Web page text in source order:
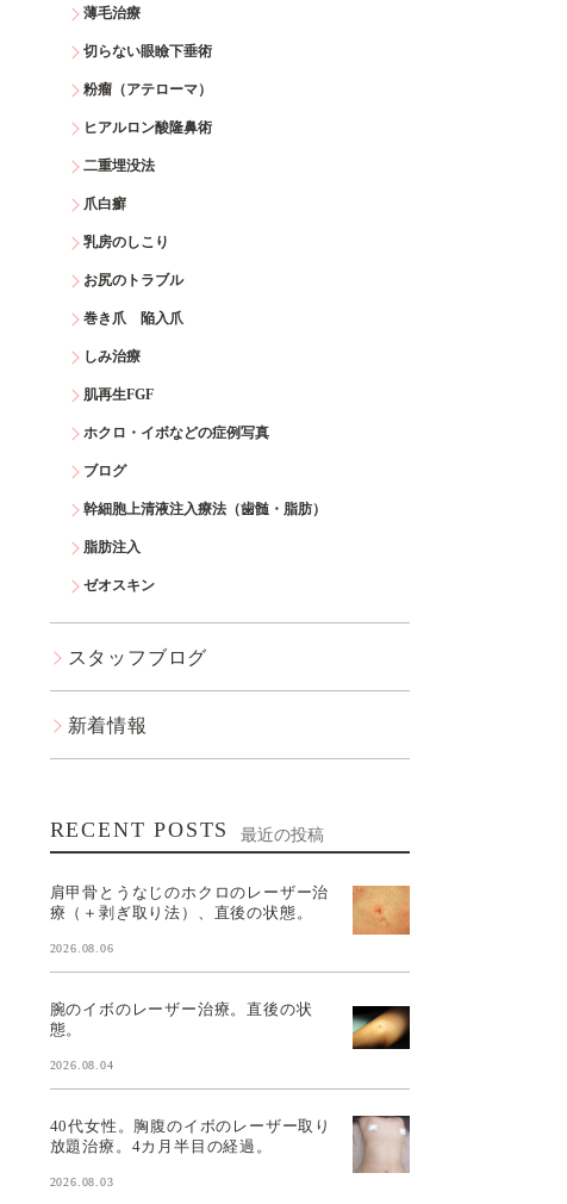
薄毛治療
切らない眼瞼下垂術
粉瘤（アテローマ）
ヒアルロン酸隆鼻術
二重埋没法
爪白癬
乳房のしこり
お尻のトラブル
巻き爪 陥入爪
しみ治療
肌再生FGF
ホクロ・イボなどの症例写真
ブログ
幹細胞上清液注入療法（歯髄・脂肪）
脂肪注入
ゼオスキン
スタッフブログ
新着情報
RECENT POSTS 最近の投稿
肩甲骨とうなじのホクロのレーザー治
療（＋剥ぎ取り法）、直後の状態。
2026.08.06
腕のイボのレーザー治療。直後の状
態。
2026.08.04
40代女性。胸腹のイボのレーザー取り
放題治療。4カ月半目の経過。
2026.08.03